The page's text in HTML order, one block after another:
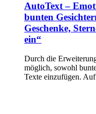
AutoText –
bunten
Geschenke,
ein“
Durch die
möglich, sowohl
Texte einzufügen.